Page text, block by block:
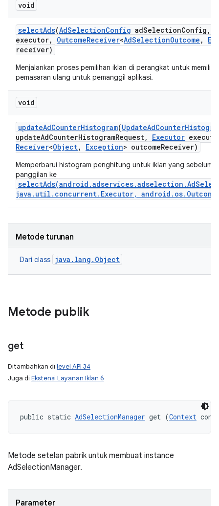
void
selectAds(AdSelectionConfig adSelectionConfig ,
executor, OutcomeReceiver<AdSelectionOutcome ,
receiver)
Menjalankan proses pemilihan iklan di perangkat untuk memilih
pemasaran ulang untuk pemanggil aplikasi.
void
updateAdCounterHistogram(UpdateAdCounter
updateAdCounterHistogramRequest, Executor
Receiver<Object, Exception> outcomeReceiver)
Memperbarui histogram penghitung untuk iklan yang
panggilan ke
java.util.concurrent.Executor,
Metode turunan
Dari class java.lang.Object
Metode publik
get
Ditambahkan di level API 34
Juga di Ekstensi Layanan Iklan 6
public static AdSelectionManager get (Context
Metode setelan pabrik untuk membuat instance
AdSelectionManager.
Parameter